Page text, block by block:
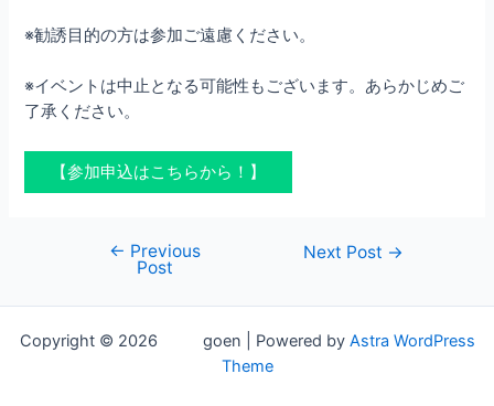
※勧誘目的の方は参加ご遠慮ください。
※イベントは中止となる可能性もございます。あらかじめご
了承ください。
【参加申込はこちらから！】
navigation
← Previous
Post
Next Post →
Copyright © 2026 goen | Powered by Astra WordPress
Theme